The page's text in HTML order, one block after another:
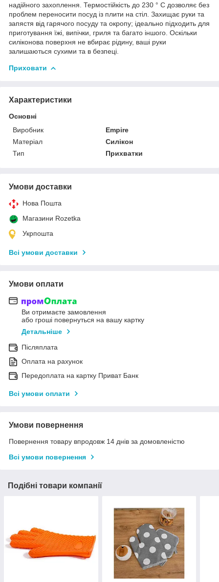
надійного захоплення. Термостійкість до 230 ° C дозволяє без
проблем переносити посуд із плити на стіл. Захищає руки та
запястя від гарячого посуду та окропу; ідеально підходить для
приготування їжі, випічки, гриля та багато іншого. Оскільки
силіконова поверхня не вбирає рідину, ваші руки
залишаються сухими та в безпеці.
Приховати
Характеристики
Основні
Виробник
Empire
Матеріал
Силікон
Тип
Прихватки
Умови доставки
Нова Пошта
Магазини Rozetka
Укрпошта
Всі умови доставки
Умови оплати
Ви отримаєте замовлення
або гроші повернуться на вашу картку
Детальніше
Післяплата
Оплата на рахунок
Передоплата на картку Приват Банк
Всі умови оплати
Умови повернення
Повернення товару впродовж 14 днів за домовленістю
Всі умови повернення
Подібні товари компанії